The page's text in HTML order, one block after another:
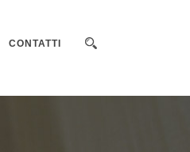
CONTATTI